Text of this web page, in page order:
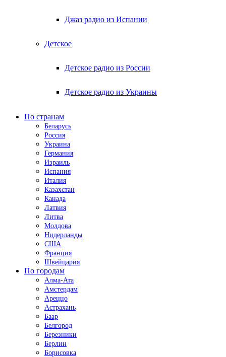
Джаз радио из Испании
Детское
Детское радио из России
Детское радио из Украины
По странам
Беларусь
Россия
Украина
Германия
Израиль
Испания
Италия
Казахстан
Канада
Латвия
Литва
Молдова
Нидерланды
США
Франция
Швейцария
По городам
Алма-Ата
Амстердам
Ареццо
Астрахань
Баар
Белгород
Березники
Берлин
Борисовка